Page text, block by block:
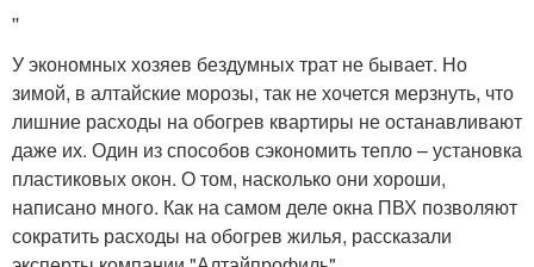
''
У экономных хозяев бездумных трат не бывает. Но
зимой, в алтайские морозы, так не хочется мерзнуть, что
лишние расходы на обогрев квартиры не останавливают
даже их. Один из способов сэкономить тепло – установка
пластиковых окон. О том, насколько они хороши,
написано много. Как на самом деле окна ПВХ позволяют
сократить расходы на обогрев жилья, рассказали